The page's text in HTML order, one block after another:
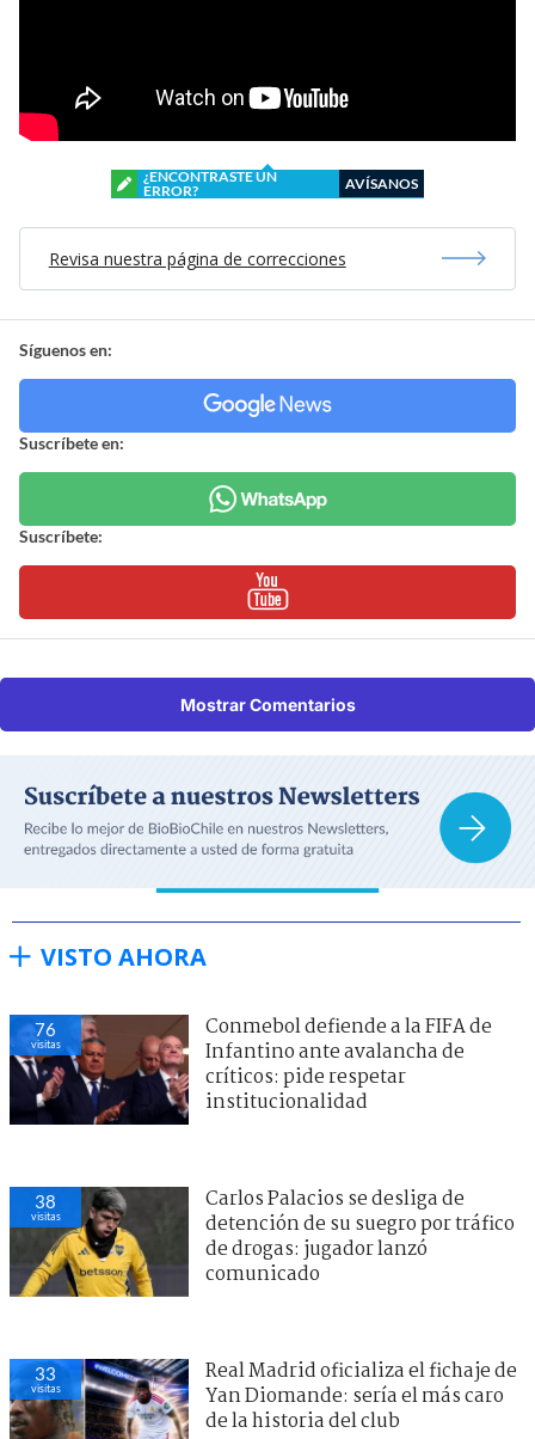
¿ENCONTRASTE UN
ERROR?
AVÍSANOS
Revisa nuestra página de correcciones
Síguenos en:
Suscríbete en:
Suscríbete:
Mostrar Comentarios
VISTO AHORA
76
visitas
Conmebol defiende a la FIFA de
Infantino ante avalancha de
críticos: pide respetar
institucionalidad
38
visitas
Carlos Palacios se desliga de
detención de su suegro por tráfico
de drogas: jugador lanzó
comunicado
33
visitas
Real Madrid oficializa el fichaje de
Yan Diomande: sería el más caro
de la historia del club